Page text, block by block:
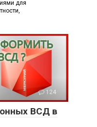
для
124
ВСД в